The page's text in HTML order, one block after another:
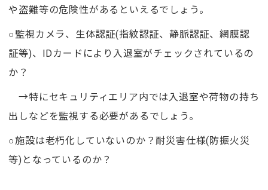
や盗難等の危険性があるといえるでしょう。
○監視カメラ、生体認証(指紋認証、静脈認証、網膜認
証等)、IDカードにより入退室がチェックされているの
か？
→特にセキュリティエリア内では入退室や荷物の持ち
出しなどを監視する必要があるでしょう。
○施設は老朽化していないのか？耐災害仕様(防振火災
等)となっているのか？